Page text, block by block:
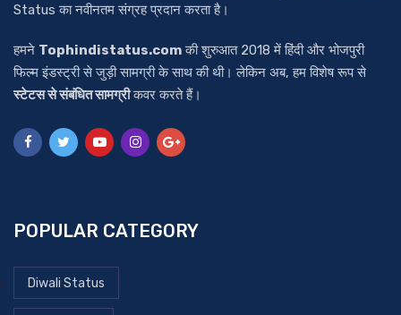
Status का नवीनतम संग्रह प्रदान करता है।
हमने Tophindistatus.comकी शुरुआत 2018 में हिंदी और भोजपुरी
फिल्म इंडस्ट्री से जुड़ी सामग्री के साथ की थी। लेकिन अब, हम विशेष रूप से
स्टेटस से संबंधित सामग्रीकवर करते हैं।
POPULAR CATEGORY
Diwali Status